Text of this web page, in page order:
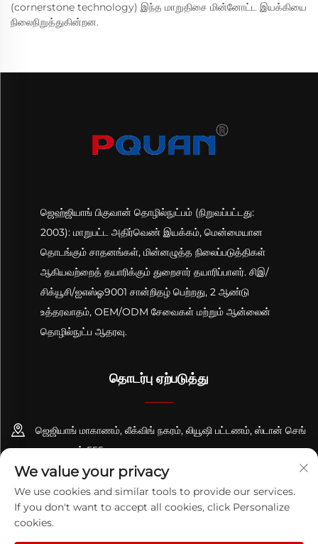
(cornerstone technology) இந்த மாறுதிசை மின்னோட்ட இயக்கியை
நிலைநிறுத்துகின்றன.
ஜெஹ்ஜியாங் பிகுவான் தொழில்நுட்பம் (நிறுவப்பட்டது:
2003): மாறுபட்ட அதிர்வெண் இயக்கம், மென்மையான
தொடங்கும் சாதனங்கள், மின்னழுத்த நிலைப்படுத்திகள்
ஆகியவற்றைத் தயாரிக்கும் துறைசார் தயாரிப்பாளர். சிஇ/
சிக்யூசி/ஐஎஸ்ஓ9001 சான்றிதழ் பெற்றது, 2 ஆண்டு
உத்தரவாதம், OEM/ODM சேவைகள் மற்றும் ஆன்லைன்
தொழில்நுட்ப ஆதரவு.
தொடர்பு ஏற்படுத்து
ஜெஜியாங் மாகாணம், லீக்விங் நகரம், லியூஷி பட்டணம், ஸ்டான் செங்
சாலை, எண் 555
+86-13695814656
[email protected]
We value your privacy
We use cookies and similar tools to provide our services.
If you don't want to accept all cookies, click Personalize
cookies.